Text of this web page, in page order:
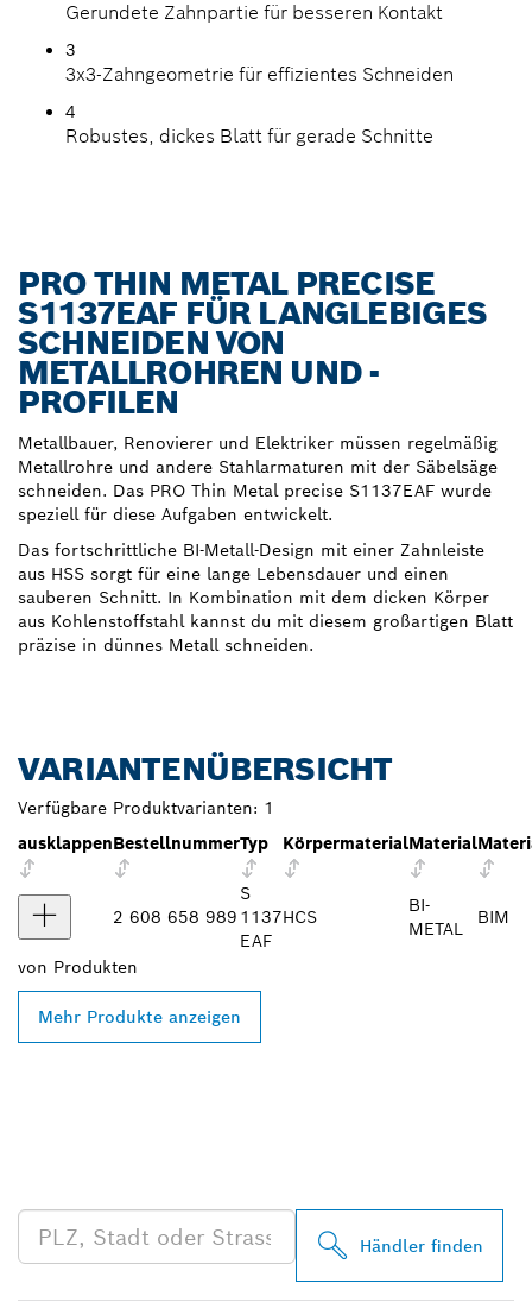
Gerundete Zahnpartie für besseren Kontakt
3
3x3-Zahngeometrie für effizientes Schneiden
4
Robustes, dickes Blatt für gerade Schnitte
PRO THIN METAL PRECISE
S1137EAF FÜR LANGLEBIGES
SCHNEIDEN VON
METALLROHREN UND -
PROFILEN
Metallbauer, Renovierer und Elektriker müssen regelmäßig
Metallrohre und andere Stahlarmaturen mit der Säbelsäge
schneiden. Das PRO Thin Metal precise S1137EAF wurde
speziell für diese Aufgaben entwickelt.
Das fortschrittliche BI-Metall-Design mit einer Zahnleiste
aus HSS sorgt für eine lange Lebensdauer und einen
sauberen Schnitt. In Kombination mit dem dicken Körper
aus Kohlenstoffstahl kannst du mit diesem großartigen Blatt
präzise in dünnes Metall schneiden.
VARIANTENÜBERSICHT
Verfügbare Produktvarianten: 1
ausklappenBestellnummerTyp KörpermaterialMaterial
2 608 658 989
S
1137
EAF
HCS
BI-
METAL
BIM
von Produkten
Mehr Produkte anzeigen
Händler finden